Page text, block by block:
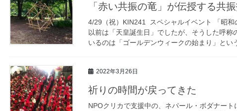
「赤い共振の竜」が伝授する共
4/29（祝）KIN241 スペシャルイベント 「昭
以前は「天皇誕生日」でしたが、そうした呼
いるのは「ゴールデンウィークの始まり」と
2022年3月26日
祈りの時間が戻ってきた
NPOクリカで支援中の、ネパール・ボダナー